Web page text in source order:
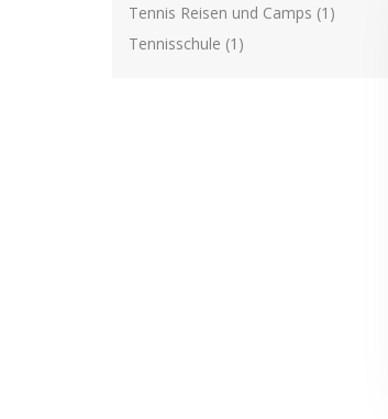
Tennis Reisen und Camps (1)
Tennisschule (1)